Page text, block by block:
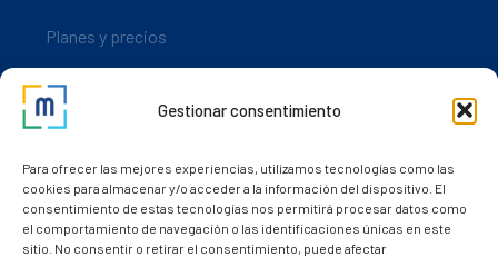
Gestionar consentimiento
Para ofrecer las mejores experiencias, utilizamos tecnologías como las
cookies para almacenar y/o acceder a la información del dispositivo. El
consentimiento de estas tecnologías nos permitirá procesar datos como
el comportamiento de navegación o las identificaciones únicas en este
sitio. No consentir o retirar el consentimiento, puede afectar
Planes y precios
Descarga nuestra app
Nuestros clientes
Dudas y consultas